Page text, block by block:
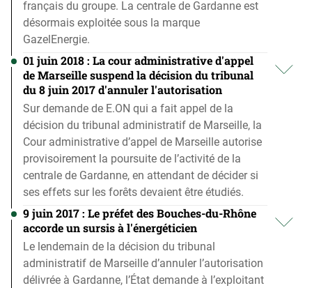
français du groupe. La centrale de Gardanne est
désormais exploitée sous la marque
GazelEnergie.
01 juin 2018 : La cour administrative d'appel
de Marseille suspend la décision du tribunal
du 8 juin 2017 d'annuler l'autorisation
Sur demande de E.ON qui a fait appel de la
décision du tribunal administratif de Marseille, la
Cour administrative d’appel de Marseille autorise
provisoirement la poursuite de l’activité de la
centrale de Gardanne, en attendant de décider si
ses effets sur les forêts devaient être étudiés.
9 juin 2017 : Le préfet des Bouches-du-Rhône
accorde un sursis à l'énergéticien
Le lendemain de la décision du tribunal
administratif de Marseille d’annuler l’autorisation
délivrée à Gardanne, l’État demande à l’exploitant